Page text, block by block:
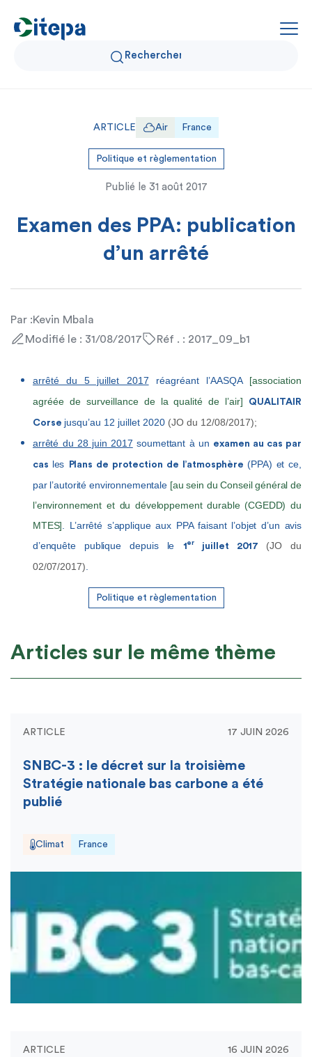
Qui sommes-nous ?
Données Air et Climat
Expertise et solutions
ARTICLE Air France
Politique et règlementation
Publié le 31 août 2017
Examen des PPA: publication
d’un arrêté
Par :Kevin Mbala
Modifié le : 31/08/2017
Réf . : 2017_09_b1
arrêté du 5 juillet 2017 réagréant l’AASQA [association
agréée de surveillance de la qualité de l’air]
QUALITAIR
Corse jusqu’au 12 juillet 2020 (JO du 12/08/2017);
arrêté du 28 juin 2017 soumettant à un examen au cas par
cas les Plans de protection de l’atmosphère(PPA) et ce,
par l’autorité environnementale [au sein du Conseil général de
l’environnement et du développement durable (CGEDD) du
MTES] . L’arrêté s’applique aux PPA faisant l’objet d’un avis
d’enquête publique depuis le
1er juillet 2017 (JO du
02/07/2017)
Politique et règlementation
Articles sur le même thème
ARTICLE 17 JUIN 2026
SNBC-3 : le décret sur la troisième
Stratégie nationale bas carbone a été
publié
Climat France
ARTICLE 16 JUIN 2026